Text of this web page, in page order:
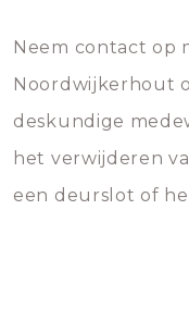
Neem contact op
Noordwijkerhout
deskundige
het verwijderen
een deurslot of